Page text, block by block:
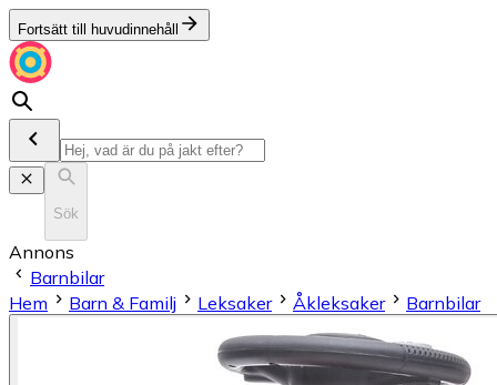
Fortsätt till huvudinnehåll
Sök
Annons
Barnbilar
Hem
Barn & Familj Leksaker Åkleksaker Barnbilar